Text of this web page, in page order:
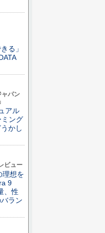
る」
ャパン
アル
ング
かし
ビュー
理想を
9
、性
ラン